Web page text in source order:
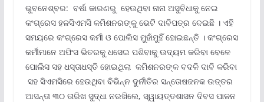
ଭୁବନେଶ୍ବର: ବର୍ଷା କାରଣରୁ ହେଉଥିବା ନାନା ଅସୁବିଧାକୁ ନେଇ
କଂଗ୍ରେସ ହଳସିଏମସି କମିଶନରଙ୍କୁ ଭେଟି ଦାବିପତ୍ର ଦେଇଛି । ଏହି
ସମୟରେ କଂଗ୍ରେସ କର୍ମୀ ଓ ପୋଲିସ ମୁହାଁମୁହିଁ ହୋଇଛନ୍ତି । କଂଗ୍ରେସ
କର୍ମୀମାନେ ଅଫିସ ଭିତରକୁ ଧସେଇ ପଶିବାକୁ ଉଦ୍ୟମ କରିବା ବେଳେ
ପୋଲିସ ସହ ଧସ୍ତାଧସ୍ତି ହୋଇଥିଲା କମିଶନରଙ୍କ ବଦଳି ଦାବି କରିବା
ସହ ସିଏମସିରେ ହେଉଥିବା ବିଭିନ୍ନ ଦୁର୍ନୀତିର ସନ୍ତୋଷଜନକ ଉତ୍ତର
ଆସନ୍ତା ୩୦ ତାରିଖ ସୁଦ୍ଧା ନରଖିଲେ, ସ୍ୱାୟତ୍ତଶାସନ ଦିବସ ପାଳନ